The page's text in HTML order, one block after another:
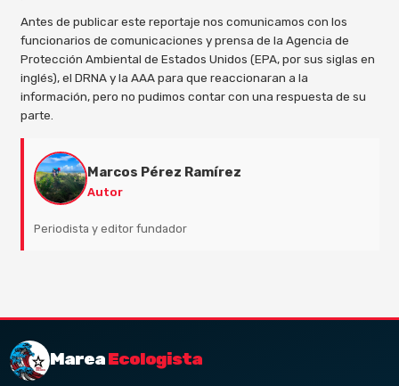
Antes de publicar este reportaje nos comunicamos con los
funcionarios de comunicaciones y prensa de la Agencia de
Protección Ambiental de Estados Unidos (EPA, por sus siglas en
inglés), el DRNA y la AAA para que reaccionaran a la
información, pero no pudimos contar con una respuesta de su
parte.
Marcos Pérez Ramírez
Autor
Periodista y editor fundador
MareaEcologista